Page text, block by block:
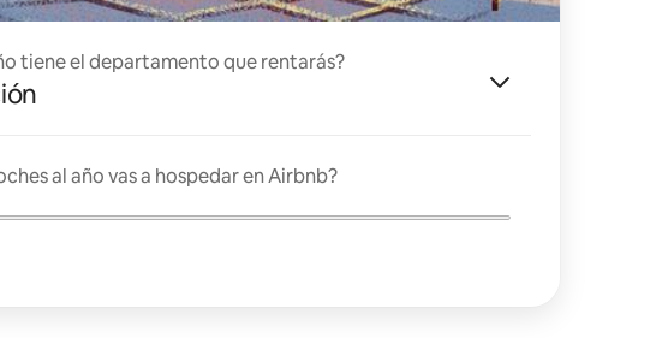
tiene el departamento que rentarás?
al año vas a hospedar en Airbnb?